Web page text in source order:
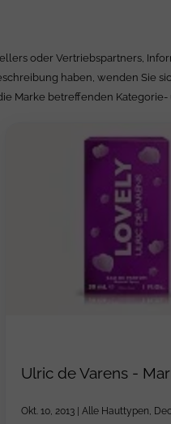
oder Vertriebspartners,
haben, wenden Sie
Marke betreffenden Kategorie-
Ulric de Varens -
Okt. 10, 2013 Alle Hauttypen,